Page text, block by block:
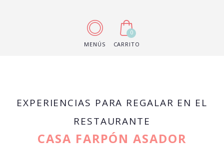
MENÚS
0
CARRITO
EXPERIENCIAS PARA REGALAR EN EL
RESTAURANTE
CASA FARPÓN ASADOR